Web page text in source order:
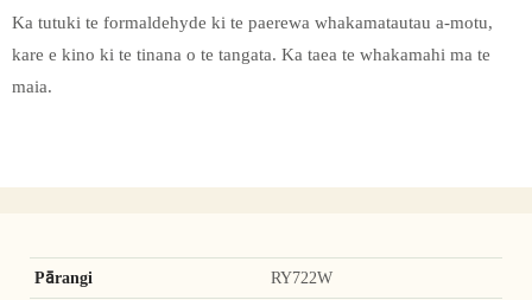
Ka tutuki te formaldehyde ki te paerewa whakamatautau a-motu,
kare e kino ki te tinana o te tangata. Ka taea te whakamahi ma te
maia.
Pārangi RY722W